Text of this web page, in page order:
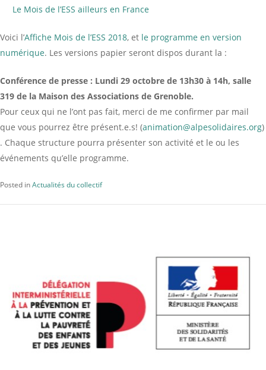
Le Mois de l’ESS ailleurs en France
Voici l’Affiche Mois de l’ESS 2018, et le programme en version
numérique. Les versions papier seront dispos durant la :
Conférence de presse : Lundi 29 octobre de 13h30 à 14h, salle
319 de la Maison des Associations de Grenoble.
Pour ceux qui ne l’ont pas fait, merci de me confirmer par mail
que vous pourrez être présent.e.s! (animation@alpesolidaires.org)
. Chaque structure pourra présenter son activité et le ou les
événements qu’elle programme.
Posted inActualités du collectif